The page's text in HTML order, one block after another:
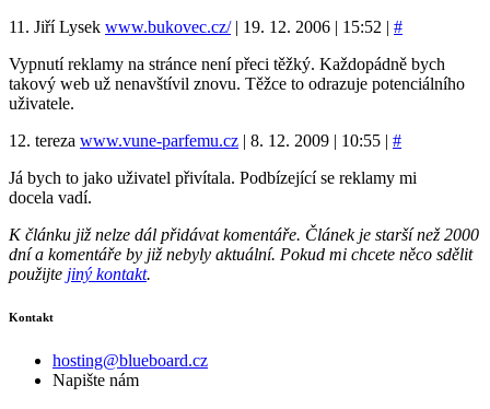
11. Jiří Lysek www.bukovec.cz/| 19. 12. 2006 | 15:52 | #
Vypnutí reklamy na stránce není přeci těžký. Každopádně bych
takový web už nenavštívil znovu. Těžce to odrazuje potenciálního
uživatele.
12. tereza www.vune-parfemu.cz | 8. 12. 2009 | 10:55 | #
Já bych to jako uživatel přivítala. Podbízející se reklamy mi
docela vadí.
K článku již nelze dál přidávat komentáře. Článek je starší než 2000
dní a komentáře by již nebyly aktuální. Pokud mi chcete něco sdělit
použijte jiný kontakt.
Kontakt
hosting@blueboard.cz
Napište nám